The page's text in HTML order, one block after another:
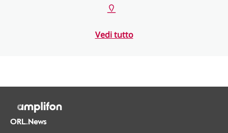
Vedi tutto
ORL.News